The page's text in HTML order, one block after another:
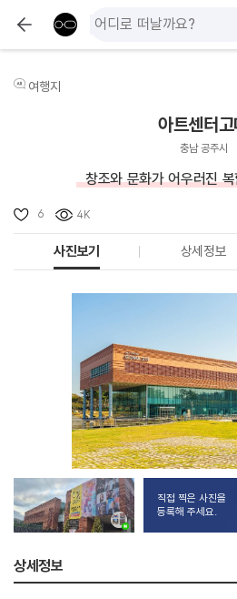
여행지
아트센터
충남 공주시
창조와 문화가 어우러진
6 4K
사진보기 상세정보
직접 찍은 사진을
등록해 주세요.
상세정보